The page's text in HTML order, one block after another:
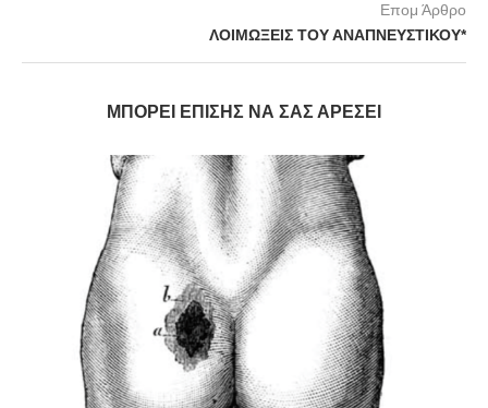
Επομ Άρθρο
ΛΟΙΜΩΞΕΙΣ ΤΟΥ ΑΝΑΠΝΕΥΣΤΙΚΟΥ*
ΜΠΟΡΕΊ ΕΠΊΣΗΣ ΝΑ ΣΑΣ ΑΡΈΣΕΙ